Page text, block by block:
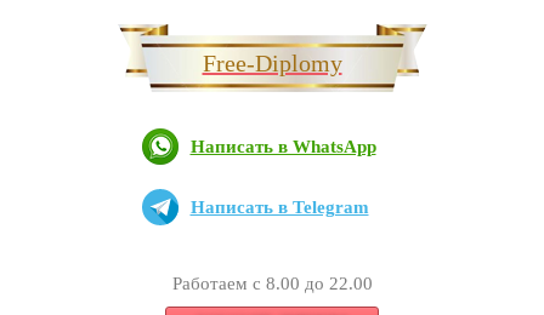
Free-Diplomy
Написать в WhatsApp
Написать в Telegram
Работаем с 8.00 до 22.00